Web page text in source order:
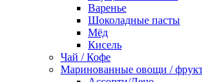
Варенье
Шоколадные пасты
Мёд
Кисель
Чай / Кофе
Маринованные овощи /